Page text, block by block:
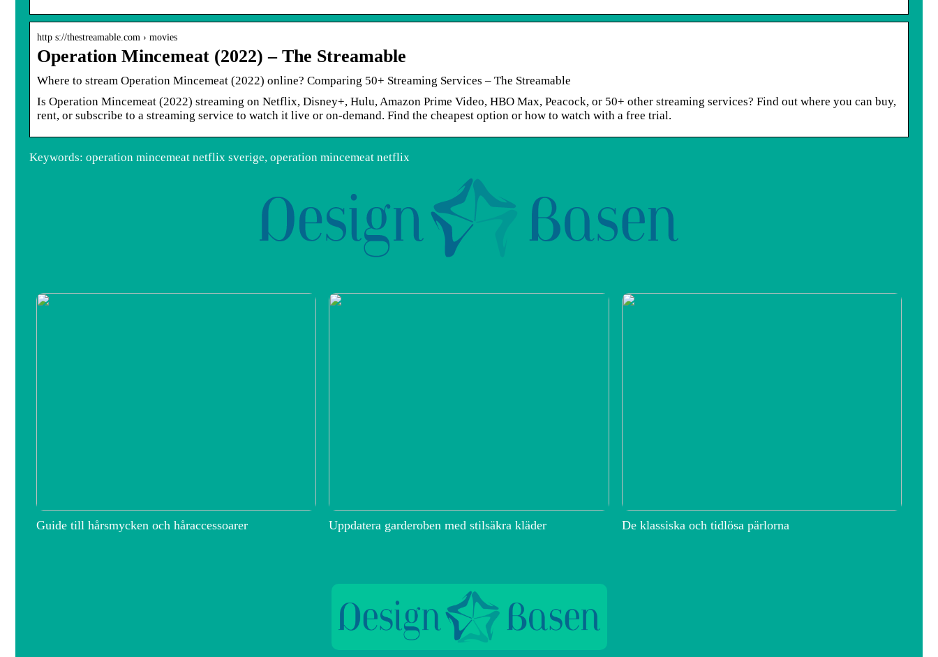
http s://thestreamable.com › movies
Operation Mincemeat (2022) – The Streamable
Where to stream Operation Mincemeat (2022) online? Comparing 50+ Streaming Services – The Streamable
Is Operation Mincemeat (2022) streaming on Netflix, Disney+, Hulu, Amazon Prime Video, HBO Max, Peacock, or 50+ other streaming services? Find out where you can buy,
rent, or subscribe to a streaming service to watch it live or on-demand. Find the cheapest option or how to watch with a free trial.
Keywords: operation mincemeat netflix sverige, operation mincemeat netflix
Guide till hårsmycken och håraccessoarer Uppdatera garderoben med stilsäkra kläder De klassiska och tidlösa pärlorna